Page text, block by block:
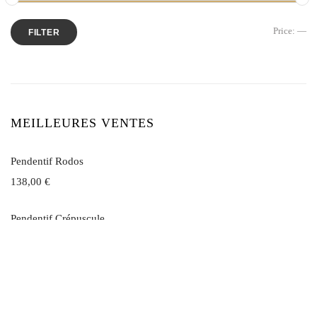
FILTER Price: —
MEILLEURES VENTES
Pendentif Rodos
138,00 €
Pendentif Crépuscule